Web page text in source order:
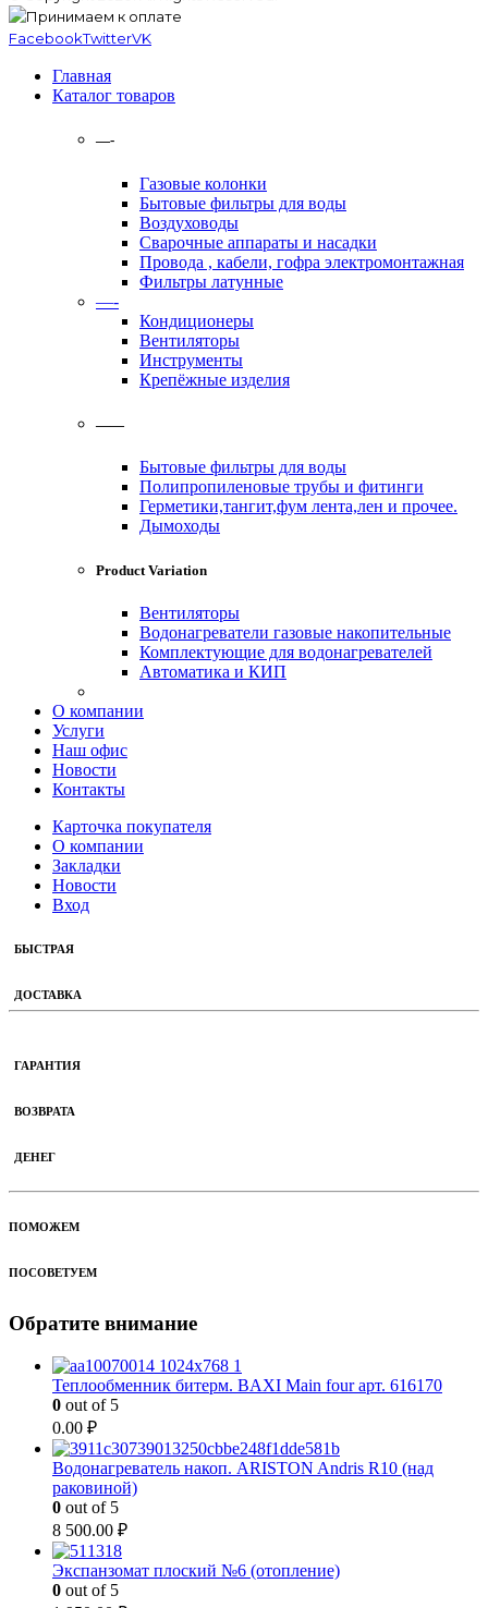
FacebookTwitterVK
Главная
Каталог товаров
—-
Газовые колонки
Бытовые фильтры для воды
Воздуховоды
Сварочные аппараты и насадки
Провода , кабели, гофра электромонтажная
Фильтры латунные
—-
Кондиционеры
Вентиляторы
Инструменты
Крепёжные изделия
——
Бытовые фильтры для воды
Полипропиленовые трубы и фитинги
Герметики,тангит,фум лента,лен и прочее.
Дымоходы
Product Variation
Вентиляторы
Водонагреватели газовые накопительные
Комплектующие для водонагревателей
Автоматика и КИП
О компании
Услуги
Наш офис
Новости
Контакты
Карточка покупателя
О компании
Закладки
Новости
Вход
БЫСТРАЯ
ДОСТАВКА
ГАРАНТИЯ
ВОЗВРАТА
ДЕНЕГ
ПОМОЖЕМ
ПОСОВЕТУЕМ
Обратите внимание
Теплообменник битерм. BAXI Main four арт. 616170
0 out of 5
0.00 ₽
Водонагреватель накоп. ARISTON Andris R10 (над
раковиной)
0 out of 5
8 500.00 ₽
Экспанзомат плоский №6 (отопление)
0 out of 5